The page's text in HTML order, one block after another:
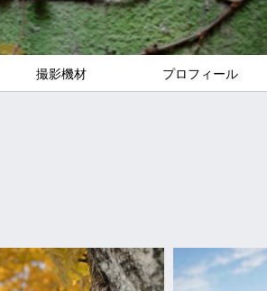
撮影機材 プロフィール